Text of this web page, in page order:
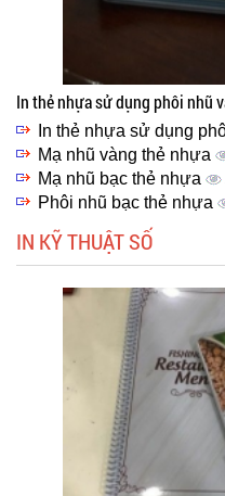
In thẻ nhựa sử dụng phôi nhũ
In thẻ nhựa sử dụng
Mạ nhũ vàng thẻ nhựa
Mạ nhũ bạc thẻ nhựa
Phôi nhũ bạc thẻ nhựa
IN KỸ THUẬT SỐ